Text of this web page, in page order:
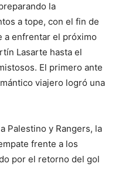
la
a tope, con el fin de
a enfrentar el próximo
Lasarte hasta el
El primero ante
viajero logró una
Palestino y Rangers, la
frente a los
por el retorno del gol